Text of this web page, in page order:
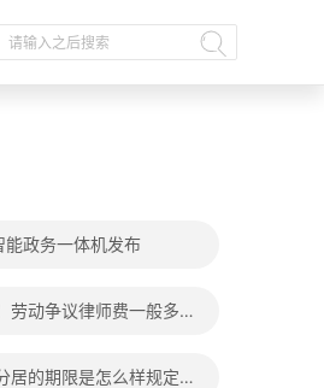
能政务一体机发布
劳动争议律师费一般多少
居的期限是怎么样规定